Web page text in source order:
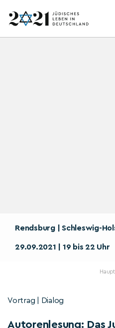
Rendsburg | Schleswig-
29.09.2021 | 19 bis 22 Uhr
Vortrag | Dialog
Autorenlesung: Das